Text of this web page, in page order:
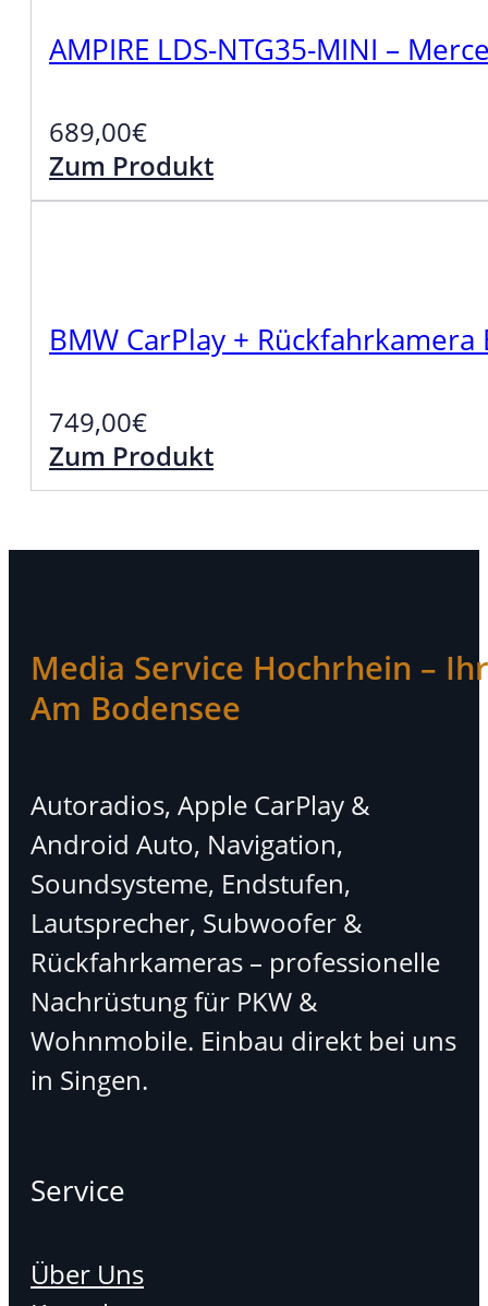
AMPIRE LDS-NTG35-MINI –
689,00€
Zum Produkt
BMW CarPlay +
749,00€
Zum Produkt
Media Service Hochrhein –
Am Bodensee
Autoradios, Apple CarPlay &
Android Auto, Navigation,
Soundsysteme, Endstufen,
Lautsprecher, Subwoofer &
Rückfahrkameras – professionelle
Nachrüstung für PKW &
Wohnmobile. Einbau direkt bei uns
in Singen.
Service
Über Uns